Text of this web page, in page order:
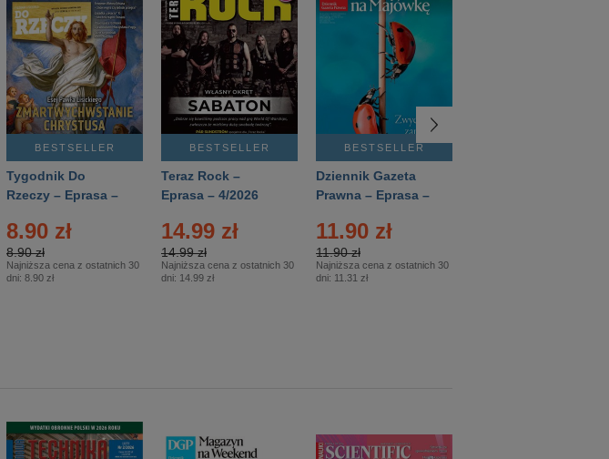
BESTSELLER
Tygodnik Do
Rzeczy – Eprasa –
8.90 zł
8.90 zł
Najniższa cena z ostatnich 30
dni: 8.90 zł
BESTSELLER
Teraz Rock –
Eprasa – 4/2026
14.99 zł
14.99 zł
Najniższa cena z ostatnich 30
dni: 14.99 zł
BESTSELLER
Dziennik Gazeta
Prawna – Eprasa –
11.90 zł
11.90 zł
Najniższa cena z ostatnich 30
dni: 11.31 zł